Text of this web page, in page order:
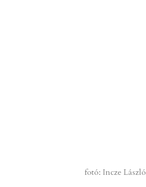
fotó: Incze László